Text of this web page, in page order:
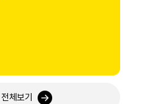
체보기